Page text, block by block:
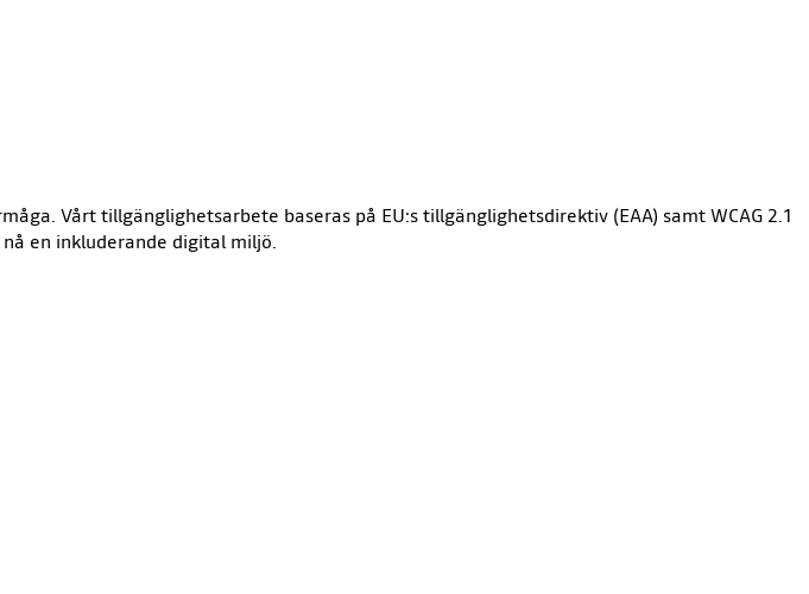
Vårt tillgänglighetsarbete baseras på EU:s tillgänglighetsdirektiv (EAA) samt WCAG 2.1
en inkluderande digital miljö.